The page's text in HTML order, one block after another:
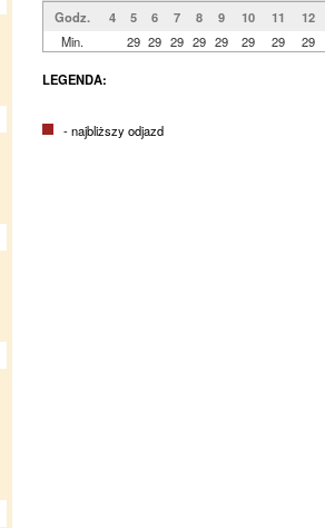
Godz.
4 5 6 7 8 9 10 11 12
Min.
29 29 29 29 29 29 29 29
LEGENDA:
- najbliższy odjazd